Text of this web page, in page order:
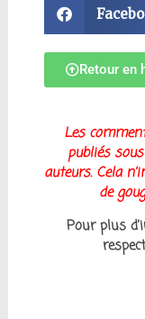
Retour en
Les
publiés
auteurs. Cela
de
Pour plus